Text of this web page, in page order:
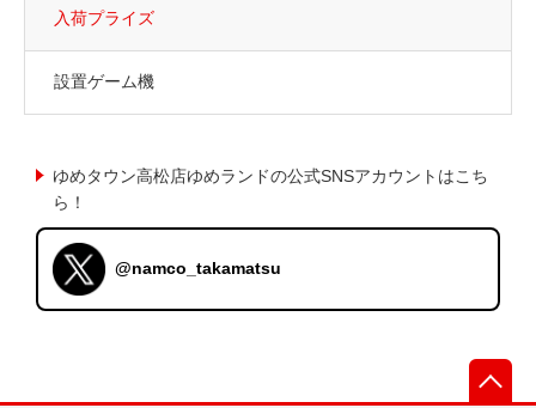
入荷プライズ
設置ゲーム機
ゆめタウン高松店ゆめランドの公式SNSアカウントはこち
ら！
@namco_takamatsu